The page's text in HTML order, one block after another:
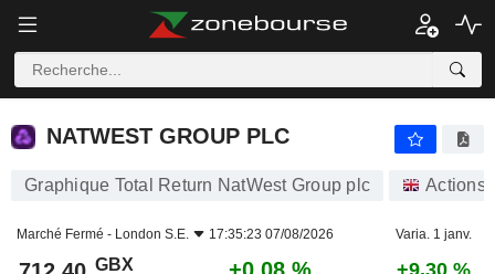
NATWEST GROUP PLC
NATWEST GROUP PLC
Graphique Total Return NatWest Group plc Actions
Marché Fermé - London S.E. 17:35:23 07/08/2026 Varia. 1 janv.
GBX +9,30 %